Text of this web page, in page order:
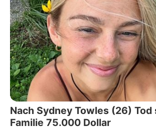
Nach Sydney Towles (26) Tod
Familie 75.000 Dollar